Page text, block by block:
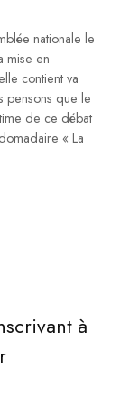
nationale le
mise en
contient va
pensons que le
de ce débat
« La
à